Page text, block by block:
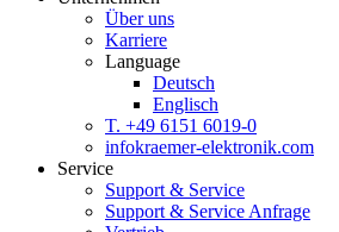
Über uns
Karriere
Language
Deutsch
Englisch
T. +49 6151 6019-0
infokraemer-elektronik.com
Service
Support & Service
Support & Service Anfrage